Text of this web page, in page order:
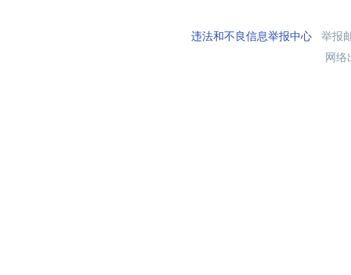
违法和不良信息举报中心举报
网